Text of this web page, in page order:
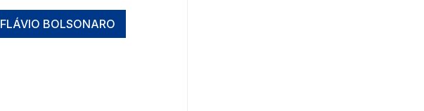
FLÁVIO BOLSONARO